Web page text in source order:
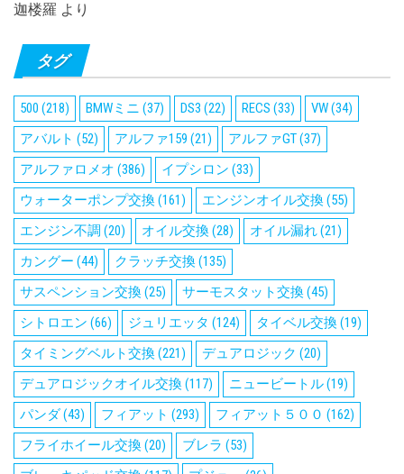
迦楼羅 より
タグ
500 (218) BMWミニ (37) DS3 (22) RECS (33) VW(34)
アバルト (52) アルファ159 (21) アルファGT(37)
アルファロメオ (386) イプシロン (33)
ウォーターポンプ交換(161) エンジンオイル交換(55)
エンジン不調 (20) オイル交換(28) オイル漏れ(21)
カングー (44) クラッチ交換(135)
サスペンション交換(25) サーモスタット交換(45)
シトロエン (66) ジュリエッタ (124) タイベル交換(19)
タイミングベルト交換(221) デュアロジック (20)
デュアロジックオイル交換(117) ニュービートル(19)
パンダ(43) フィアット (293) フィアット５００ (162)
フライホイール交換(20) ブレラ (53)